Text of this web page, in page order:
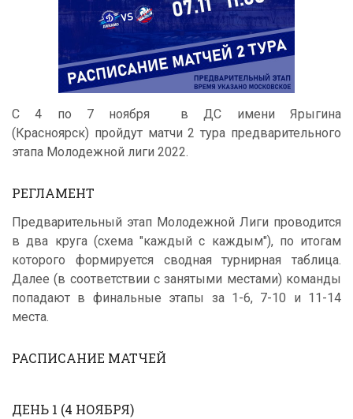
С 4 по 7 ноября в ДС имени Ярыгина
(Красноярск) пройдут матчи 2 тура предварительного
этапа Молодежной лиги 2022.
РЕГЛАМЕНТ
Предварительный этап Молодежной Лиги проводится
в два круга (схема "каждый с каждым"), по итогам
которого формируется сводная турнирная таблица.
Далее (в соответствии с занятыми местами) команды
попадают в финальные этапы за 1-6, 7-10 и 11-14
места.
РАСПИСАНИЕ МАТЧЕЙ
ДЕНЬ 1 (4 НОЯБРЯ)